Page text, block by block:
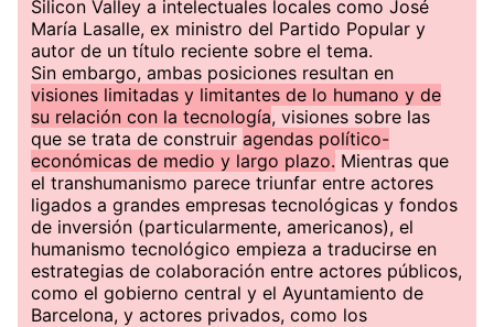
Silicon Valley a intelectuales locales como José
María Lasalle, ex ministro del Partido Popular y
autor de un título reciente sobre el tema.
Sin embargo, ambas posiciones resultan en
visiones limitadas y limitantes de lo humano y de
su relación con la tecnología, visiones sobre las
que se trata de construir agendas político-
económicas de medio y largo plazo. Mientras que
el transhumanismo parece triunfar entre actores
ligados a grandes empresas tecnológicas y fondos
de inversión (particularmente, americanos), el
humanismo tecnológico empieza a traducirse en
estrategias de colaboración entre actores públicos,
como el gobierno central y el Ayuntamiento de
Barcelona, y actores privados, como los